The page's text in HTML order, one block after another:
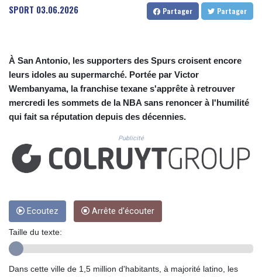
CUC 1.154361
CUP 30.590573
DKK 7.475355
DOP 67.221459
DZD 153.497698
EGP 57.432011
ERN 17.315419
FJD 2.553967
FKP 0.857481
GBP 0.857373
GHS 13.514561
GIP 0.857481
GNF 10124.083393
GYD 241.124538
SPORT 03.06.2026 Partager Partager
À San Antonio, les supporters des Spurs croisent encore
leurs idoles au supermarché. Portée par Victor
Wembanyama, la franchise texane s'apprête à retrouver
mercredi les sommets de la NBA sans renoncer à l'humilité
qui fait sa réputation depuis des décennies.
Publicité
Ecoutez Arrête d'écouter
Taille du texte:
Dans cette ville de 1,5 million d'habitants, à majorité latino, les